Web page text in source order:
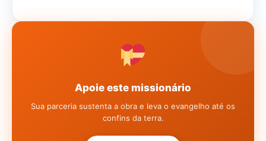
Apoie este missionário
Sua parceria sustenta a obra e leva o evangelho até os
confins da terra.